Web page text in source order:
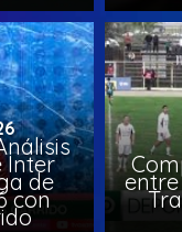
Inter
de
con
entre